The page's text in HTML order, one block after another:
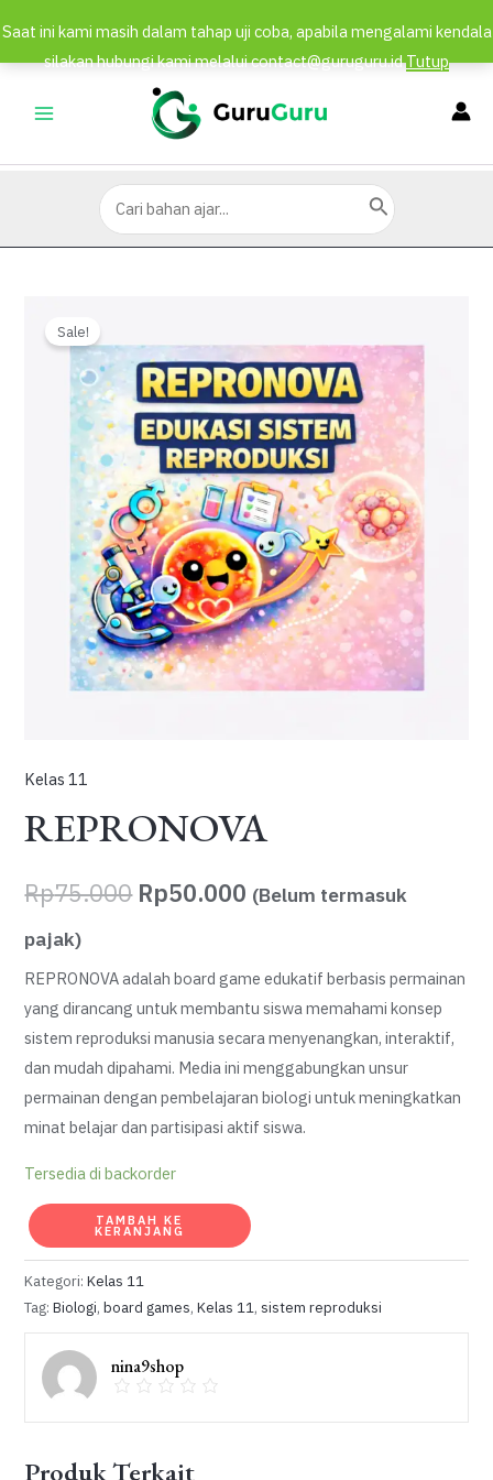
MENU
Search
for:
Sale!
Kelas 11
REPRONOVA
Rp75.000 Harga
adalah:
Rp75.000.
Rp50.000 Harga
ini
adalah:
Rp50.000.
(Belum termasuk
pajak)
REPRONOVA adalah board game edukatif berbasis permainan
yang dirancang untuk membantu siswa memahami konsep
sistem reproduksi manusia secara menyenangkan, interaktif,
dan mudah dipahami. Media ini menggabungkan unsur
permainan dengan pembelajaran biologi untuk meningkatkan
minat belajar dan partisipasi aktif siswa.
Tersedia di backorder
Kuantitas
REPRONOVA
TAMBAH KE
KERANJANG
Kategori:Kelas 11
Tag:Biologi,board games,Kelas 11,sistem reproduksi
nina9shop
Produk Terkait
Saat ini kami masih dalam tahap uji coba, apabila mengalami kendala
silakan hubungi kami melalui contact@guruguru.idTutup